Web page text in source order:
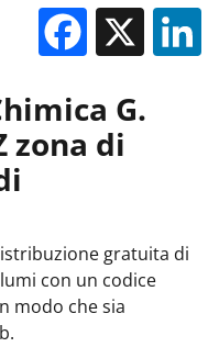
X
G.
zona di
gratuita di
con un codice
modo che sia